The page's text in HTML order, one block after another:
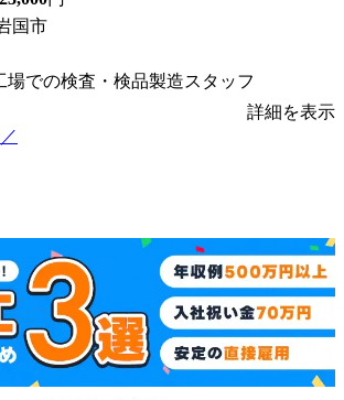
国市
場での検査・検品製造スタッフ
詳細を表示